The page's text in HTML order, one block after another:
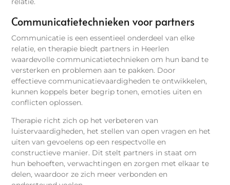
Communicatietechnieken voor partners
Communicatie is een essentieel onderdeel van elke
relatie, en therapie biedt partners in Heerlen
waardevolle communicatietechnieken om hun band te
versterken en problemen aan te pakken. Door
effectieve communicatievaardigheden te ontwikkelen,
kunnen koppels beter begrip tonen, emoties uiten en
conflicten oplossen.
Therapie richt zich op het verbeteren van
luistervaardigheden, het stellen van open vragen en het
uiten van gevoelens op een respectvolle en
constructieve manier. Dit stelt partners in staat om
hun behoeften, verwachtingen en zorgen met elkaar te
delen, waardoor ze zich meer verbonden en